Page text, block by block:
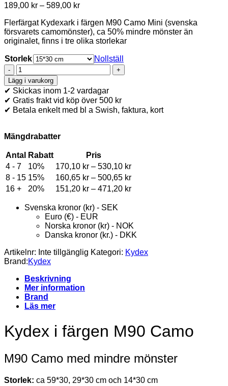
189,00 kr – 589,00 krPrice
189,00 kr
through
589,00 kr
Flerfärgat Kydexark i färgen M90 Camo Mini (svenska
försvarets camomönster), ca 50% mindre mönster än
originalet, finns i tre olika storlekar
Storlek
Nollställ
Kydex
M90
Camo
Mini
mängd
Lägg i varukorg
✔ Skickas inom 1-2 vardagar
✔ Gratis frakt vid köp över 500 kr
✔ Betala enkelt med bl a Swish, faktura, kort
Mängdrabatter
Antal Rabatt
Pris
4 - 7
10% 170,10 kr – 530,10 krPrice
range:
8 - 15 15% 160,65 kr – 500,65 krPrice
range:
16 + 20% 151,20 kr – 471,20 krPrice
471,20 kr
Svenska kronor (kr) - SEK
Euro (€) - EUR
Norska kronor (kr) - NOK
Danska kronor (kr.) - DKK
Artikelnr: Inte tillgänglig Kategori: Kydex
Brand:Kydex
Beskrivning
Mer information
Brand
Läs mer
Kydex i färgen M90 Camo
M90 Camo med mindre mönster
Storlek: ca 59*30, 29*30 cm och 14*30 cm